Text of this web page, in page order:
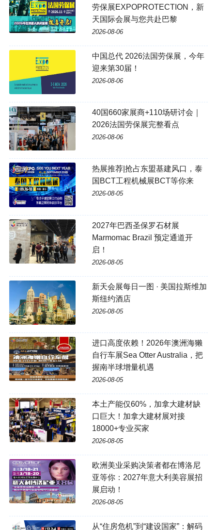
劳保展EXPOPROTECTION，新
天国际会展与您共赴巴黎
2026-08-06
中国总代 2026法国劳保展，今年
迎来第30届！
2026-08-06
40国660家展商+110场研讨会｜
2026法国劳保展完整看点
2026-08-06
热展推荐|抢占东盟基建风口，泰
国BCT工程机械展BCT等你来
2026-08-05
2027年巴西圣保罗石材展
Marmomac Brazil 预定通道开
启！
2026-08-05
新天会展每日一图 · 美国拉斯维加
斯纽约酒店
2026-08-05
进口高度依赖！2026年澳洲海獭
自行车展Sea Otter Australia，把
握南半球增量机遇
2026-08-05
本土产能仅60%，加拿大建材缺
口巨大！加拿大建材展对接
18000+专业买家
2026-08-05
欧洲美业采购决策者都在博洛尼
亚等你：2027年意大利美容展招
展启动！
2026-08-05
从“住房危机”到“建设国家”：解码